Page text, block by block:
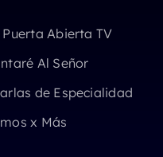
Puerta Abierta TV
Al Señor
de Especialidad
x Más